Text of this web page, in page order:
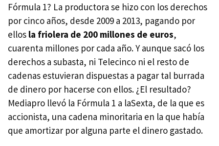
Fórmula 1? La productora se hizo con los derechos
por cinco años, desde 2009 a 2013, pagando por
ellos la friolera de 200 millones de euros,
cuarenta millones por cada año. Y aunque sacó los
derechos a subasta, ni Telecinco ni el resto de
cadenas estuvieran dispuestas a pagar tal burrada
de dinero por hacerse con ellos. ¿El resultado?
Mediapro llevó la Fórmula 1 a laSexta, de la que es
accionista, una cadena minoritaria en la que había
que amortizar por alguna parte el dinero gastado.